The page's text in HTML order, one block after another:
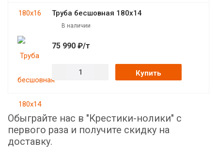
Труба бесшовная 180х14
В наличии
75 990 ₽/т
Купить
Обыграйте нас в "Крестики-нолики" с
первого раза и получите скидку на
доставку.